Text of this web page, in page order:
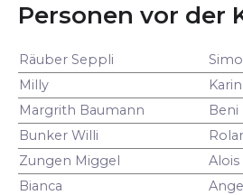
Personen vor der
Räuber Seppli
Milly
Margrith Baumann
Beni
Bunker Willi
Zungen Miggel
Bianca